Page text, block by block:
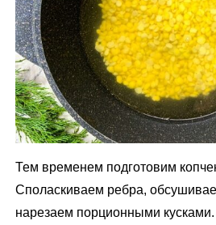
Тем временем подготовим
Споласкиваем ребра,
нарезаем порционными кусками.